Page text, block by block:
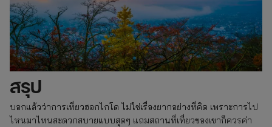
สรุป
บอกแล้วว่าการเที่ยวฮอกไกโด ไม่ใช่เรื่องยากอย่างที่คิด เพราะการไป
ไหนมาไหนสะดวกสบายแบบสุดๆ แถมสถานที่เที่ยวของเขาก็ควรค่า